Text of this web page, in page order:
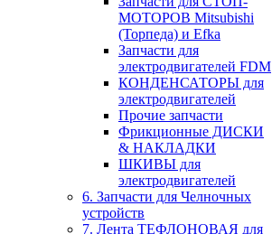
МОТОРОВ Mitsubishi
(Торпеда) и Efka
Запчасти для
электродвигателей FDM
КОНДЕНСАТОРЫ для
электродвигателей
Прочие запчасти
Фрикционные ДИСКИ
& НАКЛАДКИ
ШКИВЫ для
электродвигателей
6. Запчасти для Челночных
устройств
7. Лента ТЕФЛОНОВАЯ для